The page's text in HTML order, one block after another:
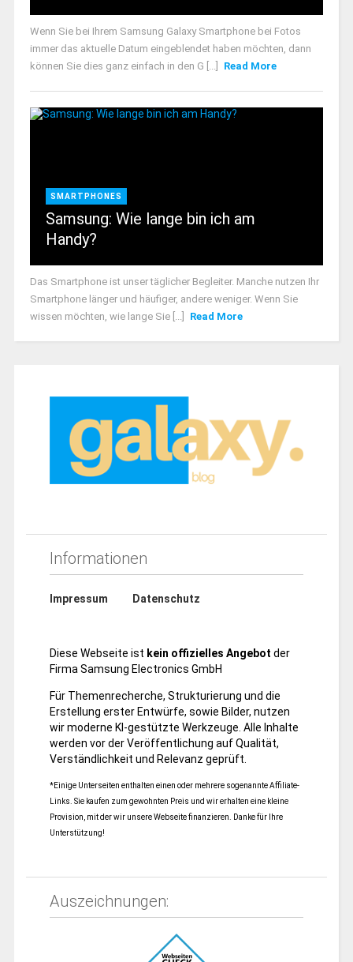
Wenn Sie bei Ihrem Samsung Galaxy Smartphone bei Fotos
immer das aktuelle Datum eingeblendet haben möchten, dann
können Sie dies ganz einfach in den G [...]
Read More
SMARTPHONES
Samsung: Wie lange bin ich am
Handy?
Das Smartphone ist unser täglicher Begleiter. Manche nutzen Ihr
Smartphone länger und häufiger, andere weniger. Wenn Sie
wissen möchten, wie lange Sie [...]
Read More
Informationen
Impressum Datenschutz
Diese Webseite ist kein offizielles Angebot der
Firma Samsung Electronics GmbH
Für Themenrecherche, Strukturierung und die
Erstellung erster Entwürfe, sowie Bilder, nutzen
wir moderne KI-gestützte Werkzeuge. Alle Inhalte
werden vor der Veröffentlichung auf Qualität,
Verständlichkeit und Relevanz geprüft.
*Einige Unterseiten enthalten einen oder mehrere sogenannte Affiliate-
Links. Sie kaufen zum gewohnten Preis und wir erhalten eine kleine
Provision, mit der wir unsere Webseite finanzieren. Danke für Ihre
Unterstützung!
Auszeichnungen: